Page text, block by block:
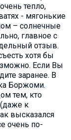
тепло,
- мягонькие
– солнечные
главное с
отзыв.
хотя бы
Если Вы
заранее. В
Боржоми.
тем, кто
к
высказался
очень по-